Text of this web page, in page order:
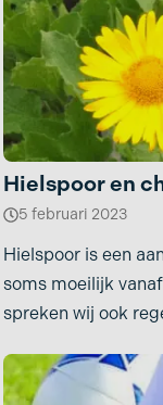
Hielspoor en
5 februari 2023
Hielspoor is een
soms moeilijk
spreken wij ook